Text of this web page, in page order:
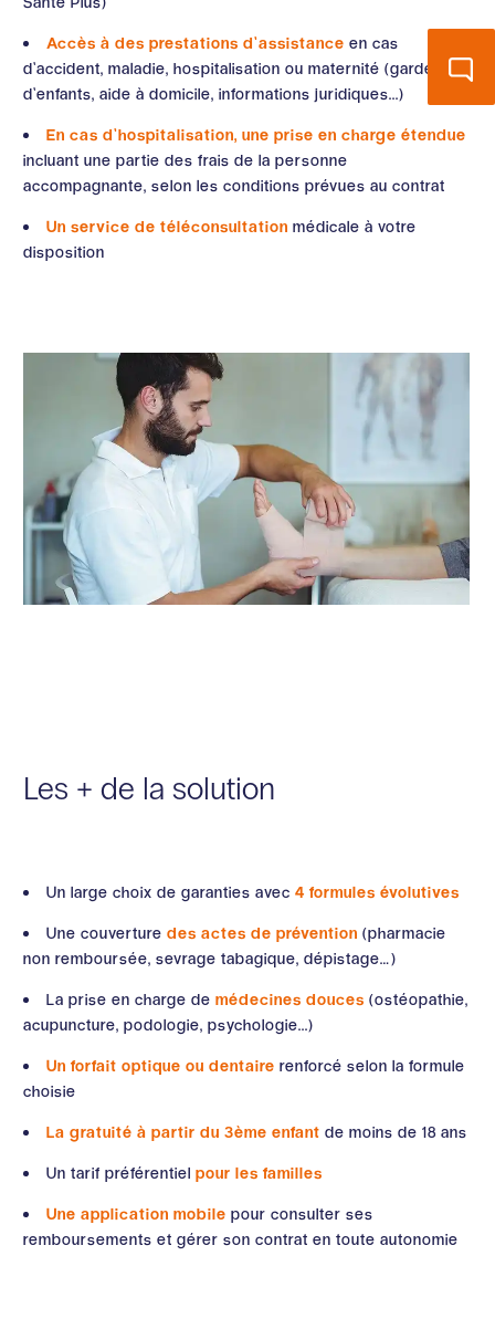
Accès à des prestations d’assistance en cas
d’accident, maladie, hospitalisation ou maternité (garde
d’enfants, aide à domicile, informations juridiques...)
En cas d’hospitalisation, une prise en charge étendue
incluant une partie des frais de la personne
accompagnante, selon les conditions prévues au contrat
Un service de téléconsultation médicale à votre
disposition
Les + de la solution
Un large choix de garanties avec 4 formules évolutives
Une couverture des actes de prévention (pharmacie
non remboursée, sevrage tabagique, dépistage…)
La prise en charge de médecines douces (ostéopathie,
acupuncture, podologie, psychologie...)
Un forfait optique ou dentaire renforcé selon la formule
choisie
La gratuité à partir du 3ème enfant de moins de 18 ans
Un tarif préférentiel pour les familles
Une application mobile pour consulter ses
remboursements et gérer son contrat en toute autonomie